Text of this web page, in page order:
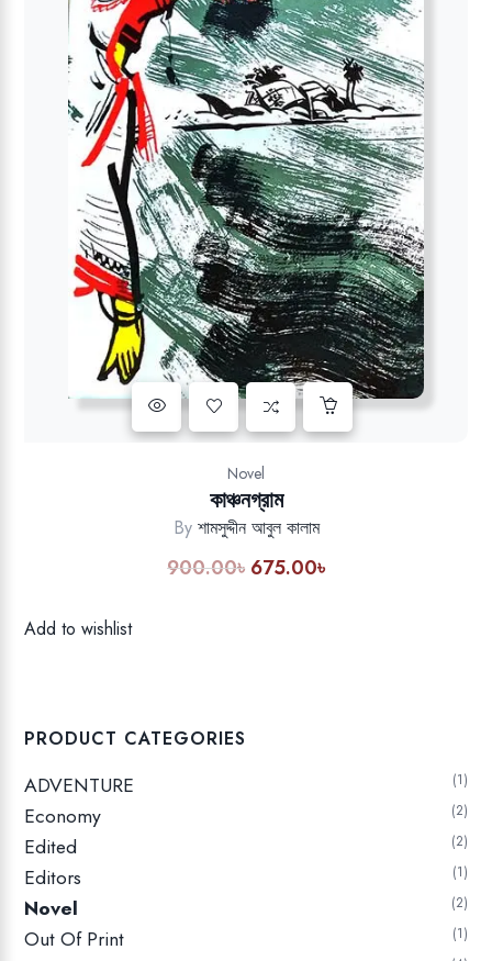
Novel
কাঞ্চনগ্রাম
By শামসুদ্দীন আবুল কালাম
900.00৳ Original
675.00৳Current
Add to wishlist
PRODUCT CATEGORIES
ADVENTURE 1
Economy 2
Edited 2
Editors 1
Novel 2
Out Of Print 1